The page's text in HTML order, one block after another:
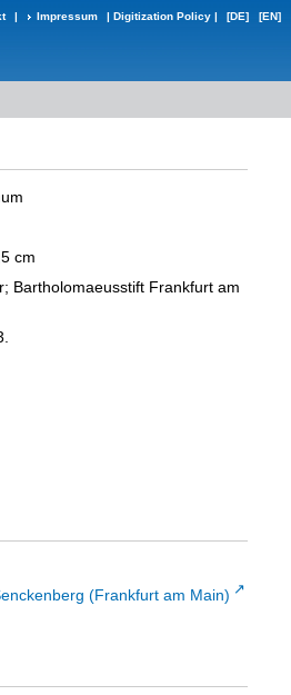
| Impressum | Digitization Policy | [DE] [EN]
cm
Bartholomaeusstift Frankfurt am
(Frankfurt am Main)